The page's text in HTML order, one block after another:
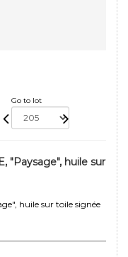
Go to lot
"Paysage", huile sur
huile sur toile signée